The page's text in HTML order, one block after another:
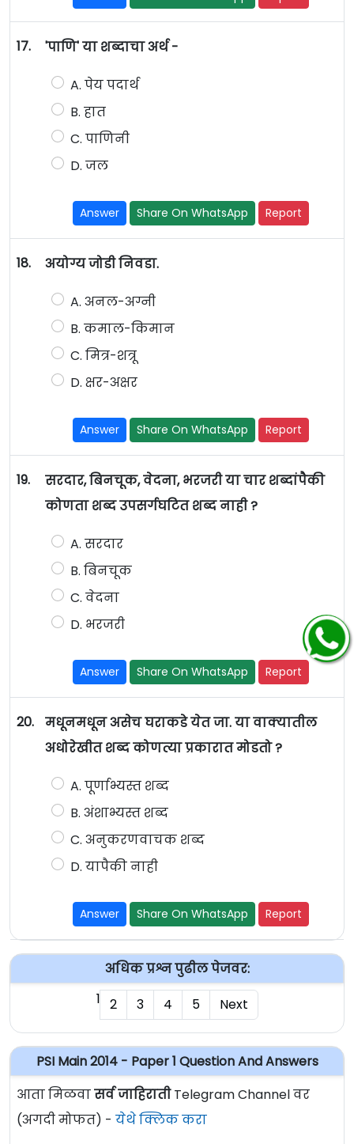
17. 'पाणि' या शब्दाचा अर्थ -
A. पेय पदार्थ
B. हात
C. पाणिनी
D. जल
Answer Share On WhatsApp Report
18. अयोग्य जोडी निवडा.
A. अनल-अग्नी
B. कमाल-किमान
C. मित्र-शत्रू
D. क्षर-अक्षर
Answer Share On WhatsApp Report
19.
सरदार, बिनचूक, वेदना, भरजरी या चार शब्दांपैकी
कोणता शब्द उपसर्गघटित शब्द नाही ?
A. सरदार
B. बिनचूक
C. वेदना
D. भरजरी
Answer Share On WhatsApp Report
20.
मधूनमधून असेच घराकडे येत जा. या वाक्यातील
अधोरेखीत शब्द कोणत्या प्रकारात मोडतो ?
A. पूर्णाभ्यस्त शब्द
B. अंशाभ्यस्त शब्द
C. अनुकरणवाचक शब्द
D. यापैकी नाही
Answer Share On WhatsApp Report
अधिक प्रश्न पुढील पेजवर:
1 2 3 4 5 Next
PSI Main 2014 - Paper 1 Question And Answers
आता मिळवासर्व जाहिरातीTelegram Channel वर
(अगदी मोफत) - येथे क्लिक करा